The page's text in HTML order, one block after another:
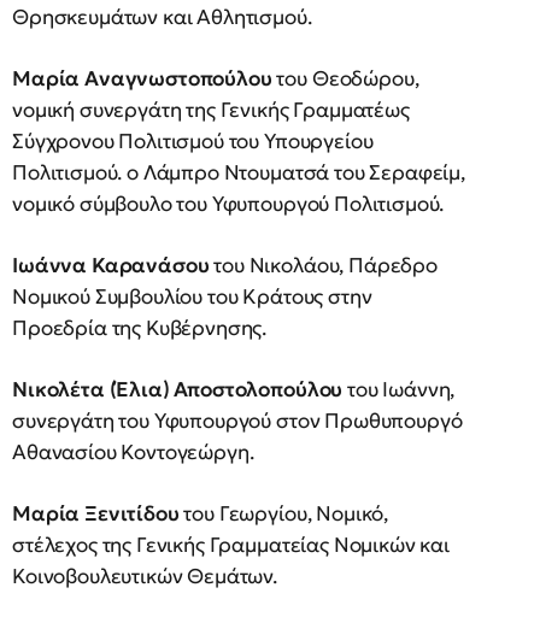
Θρησκευμάτων και Αθλητισμού.
Μαρία Αναγνωστοπούλουτου Θεοδώρου,
νομική συνεργάτη της Γενικής Γραμματέως
Σύγχρονου Πολιτισμού του Υπουργείου
Πολιτισμού. o Λάμπρο Ντουματσά του Σεραφείμ,
νομικό σύμβουλο του Υφυπουργού Πολιτισμού.
Ιωάννα Καρανάσουτου Νικολάου, Πάρεδρο
Νομικού Συμβουλίου του Κράτους στην
Προεδρία της Κυβέρνησης.
Νικολέτα (Έλια) Αποστολοπούλου του Ιωάννη,
συνεργάτη του Υφυπουργού στον Πρωθυπουργό
Αθανασίου Κοντογεώργη.
Μαρία Ξενιτίδουτου Γεωργίου, Νομικό,
στέλεχος της Γενικής Γραμματείας Νομικών και
Κοινοβουλευτικών Θεμάτων.